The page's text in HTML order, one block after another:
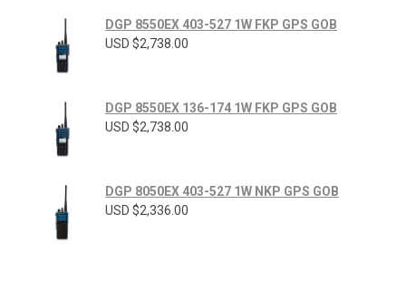
DGP 8550EX 403-527 1W FKP GPS GOB
USD $2,738.00
DGP 8550EX 136-174 1W FKP GPS GOB
USD $2,738.00
DGP 8050EX 403-527 1W NKP GPS GOB
USD $2,336.00